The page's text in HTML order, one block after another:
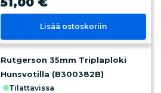
Lisää ostoskoriin
Rutgerson 35mm Triplaploki
Hunsvotilla (B300382B)
tilattavissa